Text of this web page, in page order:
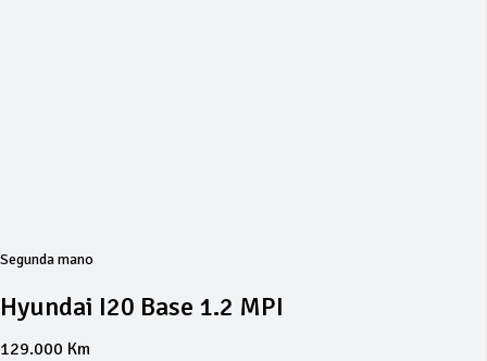
Segunda mano
Hyundai I20 Base 1.2 MPI
129.000 Km